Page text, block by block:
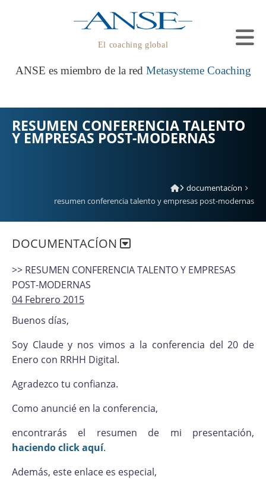
El coaching global
ANSE es miembro de la red Metasysteme Coaching
RESUMEN CONFERENCIA TALENTO
Y EMPRESAS POST-MODERNAS
documentacíon
resumen conferencia talento y empresas post-modernas
DOCUMENTACÍON
>> RESUMEN CONFERENCIA TALENTO Y EMPRESAS
POST-MODERNAS
04 Febrero 2015
Buenos días,
Soy Claude y nos vimos a la conferencia del 20 de
Enero con RRHH Digital.
Agradezco tu confianza.
Como anuncié en la conferencia,
encontrarás el resumen de mi presentación,
haciendo click aquí.
Además, este enlace es especial,